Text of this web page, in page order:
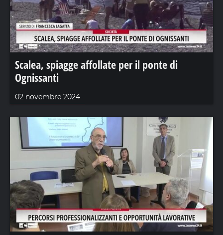
Scalea, spiagge affollate per il ponte di
Ognissanti
02 novembre 2024